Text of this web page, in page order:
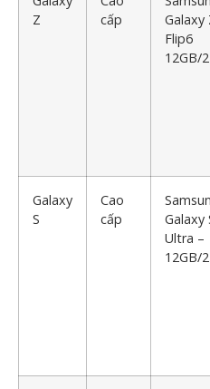
Z
cấp
Galaxy
Flip6
12GB/
Galaxy
S
Cao
cấp
Galaxy
Ultra –
12GB/